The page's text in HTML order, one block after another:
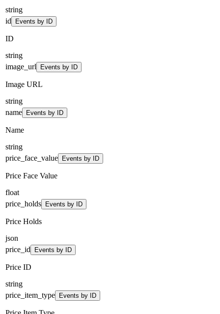
string
id
Events by ID
ID
string
image_url
Events by ID
Image URL
string
name
Events by ID
Name
string
price_face_value
Events by ID
Price Face Value
float
price_holds
Events by ID
Price Holds
json
price_id
Events by ID
Price ID
string
price_item_type
Events by ID